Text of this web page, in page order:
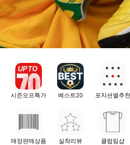
UP TO
시즌오프특가 베스트20 포지션별추천
매장판매상품 실착리뷰 클럽팀샵